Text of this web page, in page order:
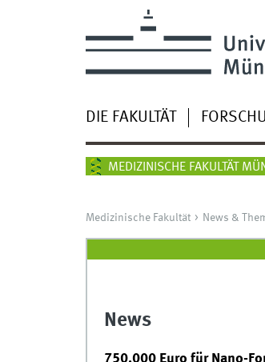
DIE FAKULTÄT
MEDIZINISCHE FAKULTÄT
Medizinische Fakultät News &
News